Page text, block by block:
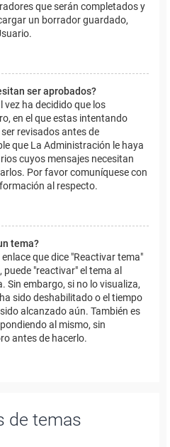
que serán completados y
un borrador guardado,
ser aprobados?
ha decidido que los
en el que estas intentando
revisados antes de
que La Administración le haya
cuyos mensajes necesitan
Por favor comuníquese con
al respecto.
tema?
que dice "Reactivar tema"
"reactivar" el tema al
Sin embargo, si no lo visualiza,
sido deshabilitado o el tiempo
alcanzado aún. También es
al mismo, sin
antes de hacerlo.
de temas